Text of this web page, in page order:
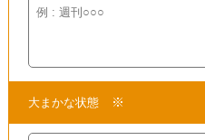
買取の専門店までお問い合わ
●買取方法は簡単3ステップ！
1.問い合わせて
2.申し込みをして